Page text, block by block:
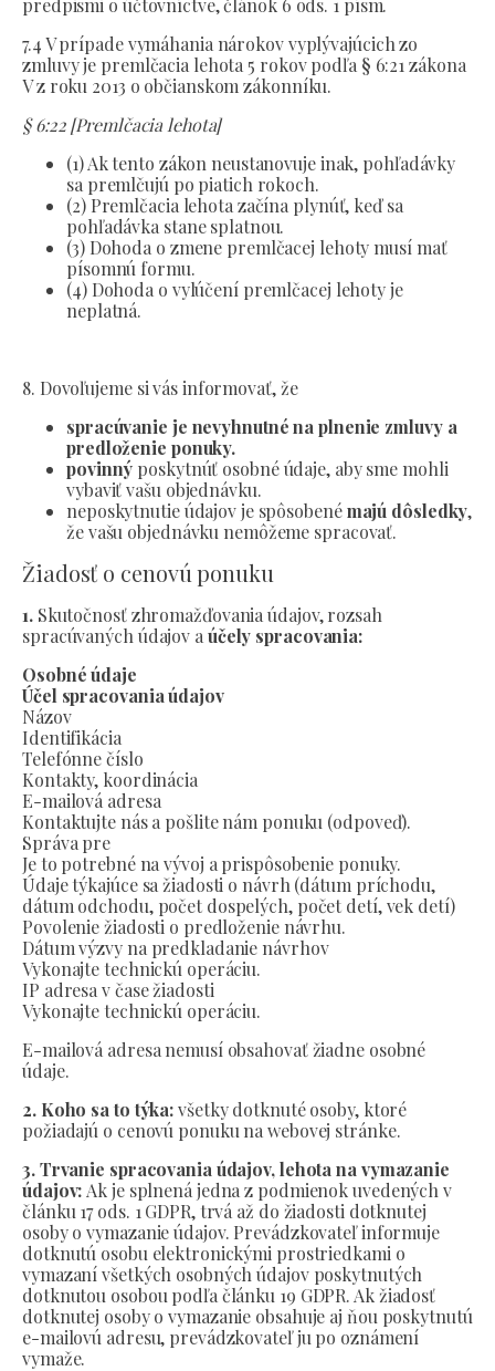
predpismi o účtovníctve, článok 6 ods. 1 písm.
7.4 V prípade vymáhania nárokov vyplývajúcich zo
zmluvy je premlčacia lehota 5 rokov podľa § 6:21 zákona
V z roku 2013 o občianskom zákonníku.
§ 6:22 [Premlčacia lehota]
(1) Ak tento zákon neustanovuje inak, pohľadávky
sa premlčujú po piatich rokoch.
(2) Premlčacia lehota začína plynúť, keď sa
pohľadávka stane splatnou.
(3) Dohoda o zmene premlčacej lehoty musí mať
písomnú formu.
(4) Dohoda o vylúčení premlčacej lehoty je
neplatná.
8. Dovoľujeme si vás informovať, že
spracúvanie je nevyhnutné na plnenie zmluvy a
predloženie ponuky.
povinný poskytnúť osobné údaje, aby sme mohli
vybaviť vašu objednávku.
neposkytnutie údajov je spôsobenémajú dôsledky,
že vašu objednávku nemôžeme spracovať.
Žiadosť o cenovú ponuku
1.Skutočnosť zhromažďovania údajov, rozsah
spracúvaných údajov a účely spracovania:
Osobné údaje
Účel spracovania údajov
Názov
Identifikácia
Telefónne číslo
Kontakty, koordinácia
E-mailová adresa
Kontaktujte nás a pošlite nám ponuku (odpoveď).
Správa pre
Je to potrebné na vývoj a prispôsobenie ponuky.
Údaje týkajúce sa žiadosti o návrh (dátum príchodu,
dátum odchodu, počet dospelých, počet detí, vek detí)
Povolenie žiadosti o predloženie návrhu.
Dátum výzvy na predkladanie návrhov
Vykonajte technickú operáciu.
IP adresa v čase žiadosti
Vykonajte technickú operáciu.
E-mailová adresa nemusí obsahovať žiadne osobné
údaje.
2. Koho sa to týka:všetky dotknuté osoby, ktoré
požiadajú o cenovú ponuku na webovej stránke.
3. Trvanie spracovania údajov, lehota na vymazanie
údajov: Ak je splnená jedna z podmienok uvedených v
článku 17 ods. 1 GDPR, trvá až do žiadosti dotknutej
osoby o vymazanie údajov. Prevádzkovateľ informuje
dotknutú osobu elektronickými prostriedkami o
vymazaní všetkých osobných údajov poskytnutých
dotknutou osobou podľa článku 19 GDPR. Ak žiadosť
dotknutej osoby o vymazanie obsahuje aj ňou poskytnutú
e-mailovú adresu, prevádzkovateľ ju po oznámení
vymaže.